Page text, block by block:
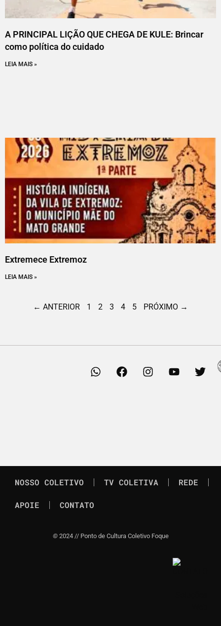
A PRINCIPAL LIÇÃO QUE CHEGA DE KULE: Brincar
como política do cuidado
LEIA MAIS »
Extremece Extremoz
LEIA MAIS »
← ANTERIOR 1 2 3 4 5 PRÓXIMO →
NOSSO COLETIVO TV COLETIVA REDE
APOIE CONTATO
© 2024 // Ponto de Cultura Coletivo Foque